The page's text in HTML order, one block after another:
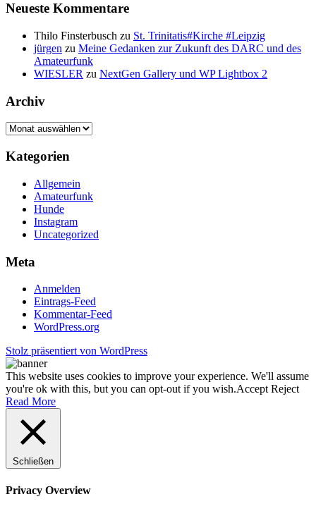
Neueste Kommentare
Thilo Finsterbusch zu St. Trinitatis#Kirche #Leipzig
jürgen zu Meine Gedanken zur Zukunft des DARC und des
Amateurfunk
WIESLER zu NextGen Gallery und WP Lightbox 2
Archiv
Archiv
Kategorien
Allgemein
Amateurfunk
Hunde
Instagram
Uncategorized
Meta
Anmelden
Eintrags-Feed
Kommentar-Feed
WordPress.org
Stolz präsentiert von WordPress
This website uses cookies to improve your experience. We'll assume
you're ok with this, but you can opt-out if you wish.Accept Reject
Read More
Schließen
Privacy Overview